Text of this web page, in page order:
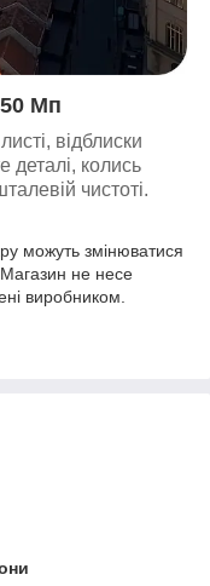
Мп
відблиски
деталі, колись
чистоті.
можуть змінюватися
не несе
виробником.